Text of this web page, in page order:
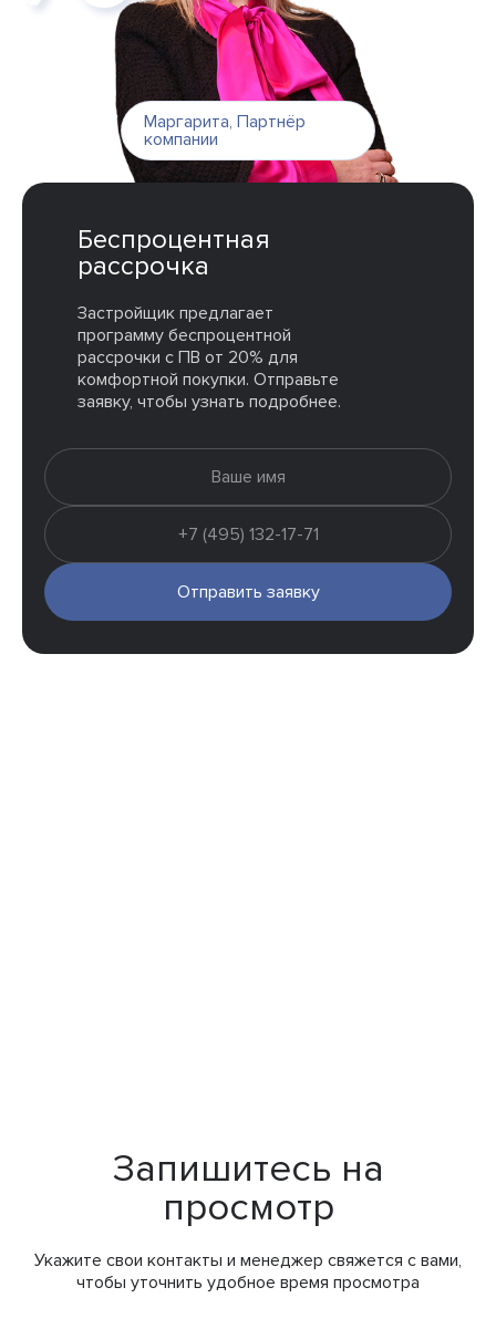
Беспроцентная
рассрочка
Застройщик предлагает
программу беспроцентной
рассрочки с ПВ от 20% для
комфортной покупки. Отправьте
заявку, чтобы узнать подробнее.
Отправить заявку
Маргарита, Партнёр
компании
Запишитесь на
просмотр
Укажите свои контакты и менеджер свяжется с вами,
чтобы уточнить удобное время просмотра